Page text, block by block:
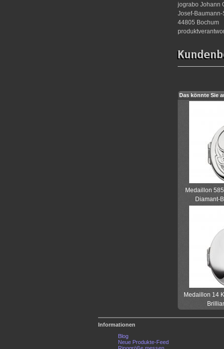
jograbo Johann
Josef-Baumann-
44805 Bochum
Das könnte Sie
Medaillon
Diamant-
Medaillon 14
Informationen
Blog
Neue Produkte-Feed